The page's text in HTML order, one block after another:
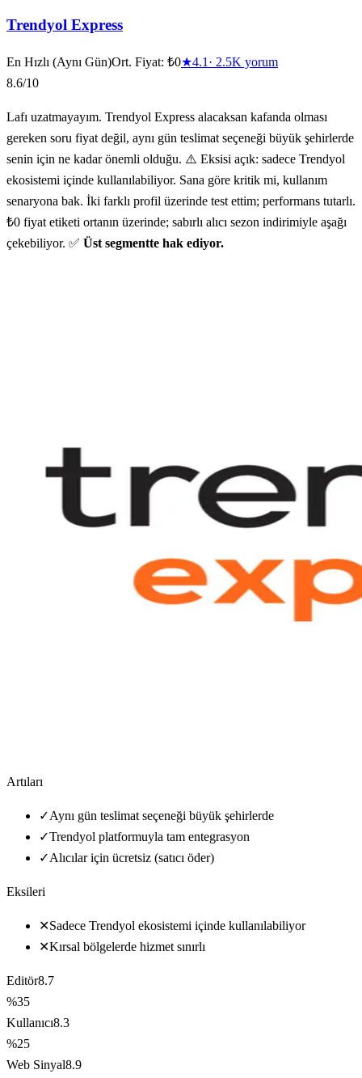
Trendyol Express
En Hızlı (Aynı Gün)Ort. Fiyat: ₺0★4.1· 2.5K yorum
8.6/10
Lafı uzatmayayım. Trendyol Express alacaksan kafanda olması
gereken soru fiyat değil, aynı gün teslimat seçeneği büyük şehirlerde
senin için ne kadar önemli olduğu. ⚠️ Eksisi açık: sadece Trendyol
ekosistemi içinde kullanılabiliyor. Sana göre kritik mi, kullanım
senaryona bak. İki farklı profil üzerinde test ettim; performans tutarlı.
₺0 fiyat etiketi ortanın üzerinde; sabırlı alıcı sezon indirimiyle aşağı
çekebiliyor. ✅ Üst segmentte hak ediyor.
Artıları
✓Aynı gün teslimat seçeneği büyük şehirlerde
✓Trendyol platformuyla tam entegrasyon
✓Alıcılar için ücretsiz (satıcı öder)
Eksileri
✕Sadece Trendyol ekosistemi içinde kullanılabiliyor
✕Kırsal bölgelerde hizmet sınırlı
Editör8.7
%35
Kullanıcı8.3
%25
Web Sinyal8.9